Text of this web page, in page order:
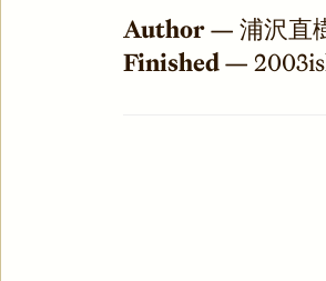
Author — 浦沢直
Finished —